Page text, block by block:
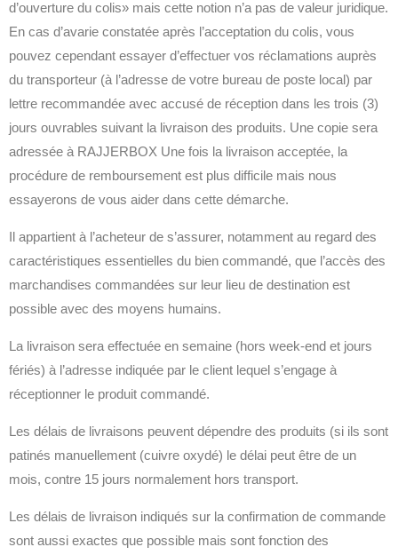
d’ouverture du colis» mais cette notion n’a pas de valeur juridique.
En cas d’avarie constatée après l’acceptation du colis, vous
pouvez cependant essayer d’effectuer vos réclamations auprès
du transporteur (à l’adresse de votre bureau de poste local) par
lettre recommandée avec accusé de réception dans les trois (3)
jours ouvrables suivant la livraison des produits. Une copie sera
adressée à RAJJERBOX Une fois la livraison acceptée, la
procédure de remboursement est plus difficile mais nous
essayerons de vous aider dans cette démarche.
Il appartient à l’acheteur de s’assurer, notamment au regard des
caractéristiques essentielles du bien commandé, que l’accès des
marchandises commandées sur leur lieu de destination est
possible avec des moyens humains.
La livraison sera effectuée en semaine (hors week-end et jours
fériés) à l’adresse indiquée par le client lequel s’engage à
réceptionner le produit commandé.
Les délais de livraisons peuvent dépendre des produits (si ils sont
patinés manuellement (cuivre oxydé) le délai peut être de un
mois, contre 15 jours normalement hors transport.
Les délais de livraison indiqués sur la confirmation de commande
sont aussi exactes que possible mais sont fonction des